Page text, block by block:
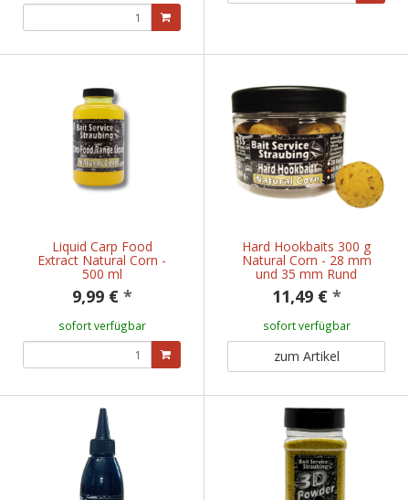
Liquid Carp Food
Extract Natural Corn -
500 ml
9,99 € *
sofort verfügbar
Hard Hookbaits 300 g
Natural Corn - 28 mm
und 35 mm Rund
11,49 € *
sofort verfügbar
zum Artikel